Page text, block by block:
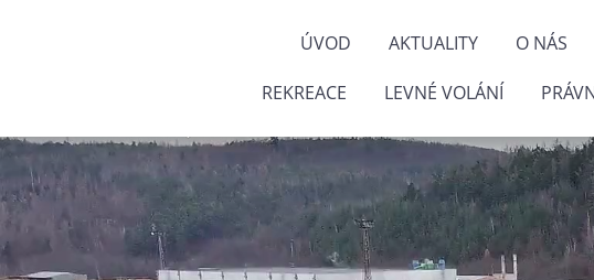
ÚVOD AKTUALITY O NÁS
REKREACE LEVNÉ VOLÁNÍ